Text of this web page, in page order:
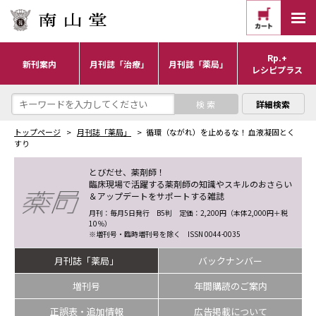
新刊案内 月刊誌「治療」 月刊誌「薬局」
Rp.+
レシピプラス
詳細検索
トップページ 月刊誌「薬局」
循環（ながれ）を止めるな！ 血液凝固とく
すり
とびだせ、薬剤師！
臨床現場で活躍する薬剤師の知識やスキルのおさらい
＆アップデートをサポートする雑誌
月刊：毎月5日発行 B5判 定価：2,200円（本体2,000円＋税
10％）
※増刊号・臨時増刊号を除く ISSN 0044-0035
月刊誌「薬局」
バックナンバー
増刊号
年間購読のご案内
正誤表・追加情報
広告掲載について